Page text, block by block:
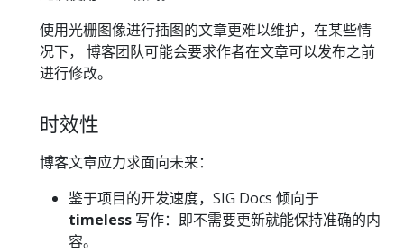
使用光栅图像进行插图的文章更难以维护，在某些情
况下， 博客团队可能会要求作者在文章可以发布之前
进行修改。
时效性
博客文章应力求面向未来：
鉴于项目的开发速度，SIG Docs 倾向于
timeless 写作：即不需要更新就能保持准确的内
容。